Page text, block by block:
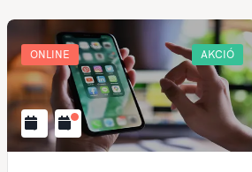
ONLINE AKCIÓ